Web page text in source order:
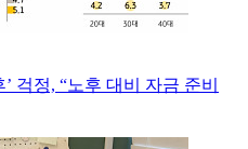
걱정, “노후 대비 자금 준비